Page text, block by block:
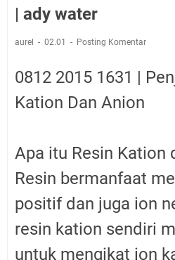
| ady water
aurel 02.01 Posting Komentar
0812 2015 1631 |
Kation Dan Anion
Apa itu Resin Kation
Resin bermanfaat
positif dan juga ion
resin kation sendiri
untuk mengikat ion